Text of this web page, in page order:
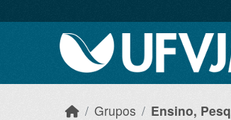
Grupos Ensino,